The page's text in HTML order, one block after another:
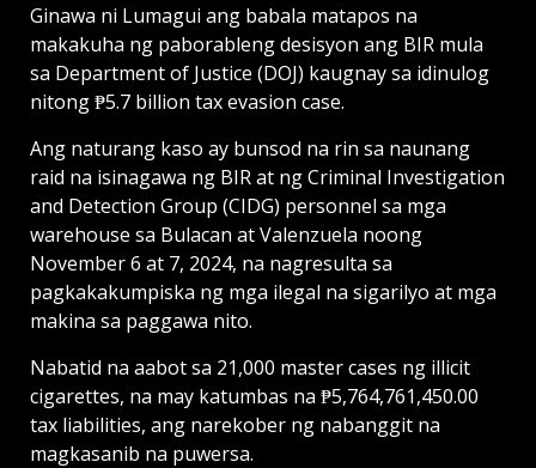
Ginawa ni Lumagui ang babala matapos na
makakuha ng paborableng desisyon ang BIR mula
sa Department of Justice (DOJ) kaugnay sa idinulog
nitong ₱5.7 billion tax evasion case.
Ang naturang kaso ay bunsod na rin sa naunang
raid na isinagawa ng BIR at ng Criminal Investigation
and Detection Group (CIDG) personnel sa mga
warehouse sa Bulacan at Valenzuela noong
November 6 at 7, 2024, na nagresulta sa
pagkakakumpiska ng mga ilegal na sigarilyo at mga
makina sa paggawa nito.
Nabatid na aabot sa 21,000 master cases ng illicit
cigarettes, na may katumbas na ₱5,764,761,450.00
tax liabilities, ang narekober ng nabanggit na
magkasanib na puwersa.